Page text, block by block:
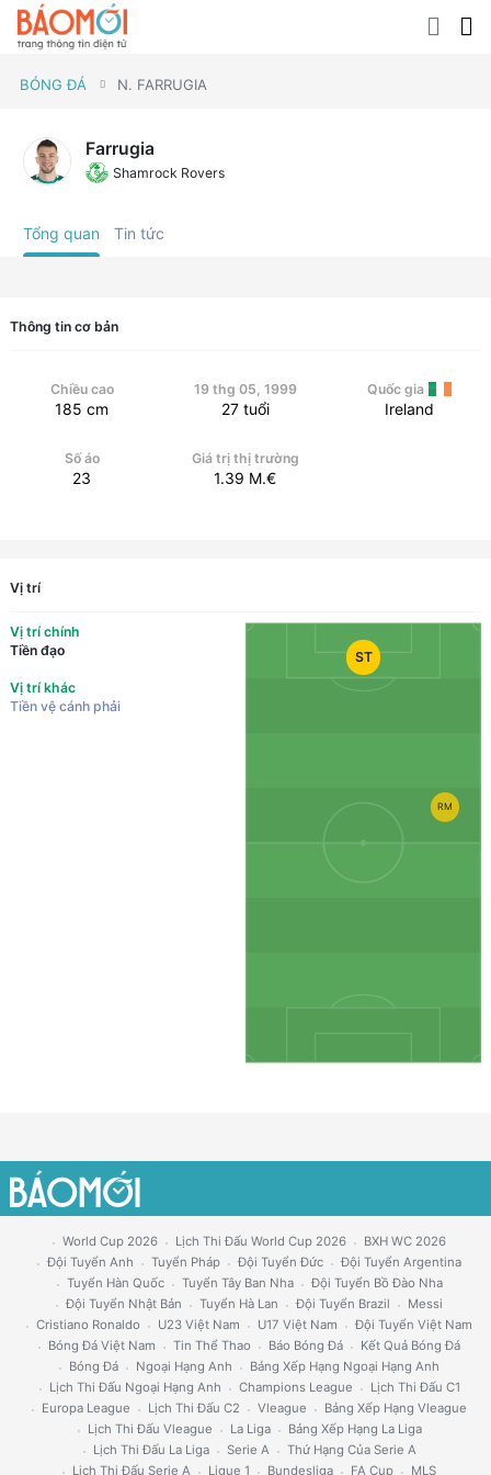
BÓNG ĐÁ N. FARRUGIA
Farrugia
Shamrock Rovers
Tổng quan Tin tức
Thông tin cơ bản
Chiều cao
185 cm
19 thg 05, 1999
27 tuổi
Quốc gia
Ireland
Số áo
23
Giá trị thị trường
1.39 M.€
Vị trí
Vị trí chính
Tiền đạo
Vị trí khác
Tiền vệ cánh phải
ST
RM
World Cup 2026 Lịch Thi Đấu World Cup 2026
BXH WC 2026
Đội Tuyển Anh
Tuyển Pháp Đội Tuyển Đức
Đội Tuyển Argentina
Tuyển Hàn Quốc
Tuyển Tây Ban Nha
Đội Tuyển Bồ Đào Nha
Đội Tuyển Nhật Bản
Tuyển Hà Lan Đội Tuyển Brazil
Messi
Cristiano Ronaldo
U23 Việt Nam U17 Việt Nam
Đội Tuyển Việt Nam
Bóng Đá Việt Nam
Tin Thể Thao Báo Bóng Đá
Kết Quả Bóng Đá
Bóng Đá
Ngoại Hạng Anh
Bảng Xếp Hạng Ngoại Hạng Anh
Lịch Thi Đấu Ngoại Hạng Anh
Champions League
Lịch Thi Đấu C1
Europa League
Lịch Thi Đấu C2 Vleague
Bảng Xếp Hạng Vleague
Lịch Thi Đấu Vleague
La Liga
Bảng Xếp Hạng La Liga
Lịch Thi Đấu La Liga
Serie A
Thứ Hạng Của Serie A
Lịch Thi Đấu Serie A
Ligue 1 Bundesliga FA Cup MLS